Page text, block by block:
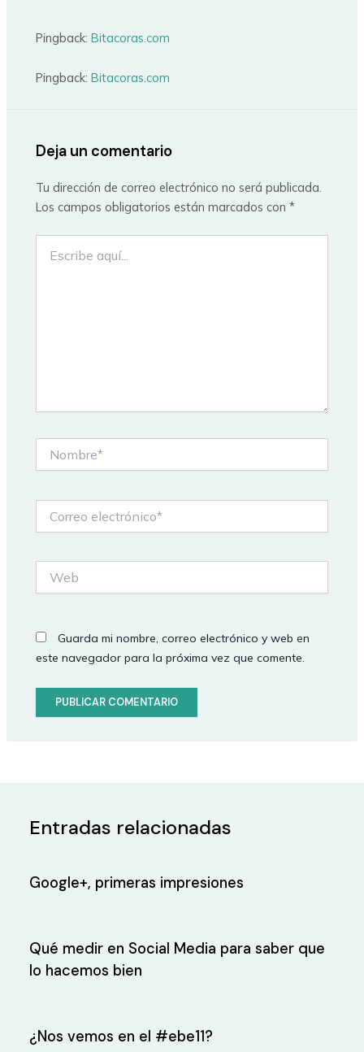
Pingback:Bitacoras.com
Pingback:Bitacoras.com
Deja un comentario
Tu dirección de correo electrónico no será publicada.
Los campos obligatorios están marcados con*
aquí...
electrónico*
Guarda mi nombre, correo electrónico y web en
este navegador para la próxima vez que comente.
Entradas relacionadas
Google+, primeras impresiones
Qué medir en Social Media para saber que
lo hacemos bien
¿Nos vemos en el #ebe11?